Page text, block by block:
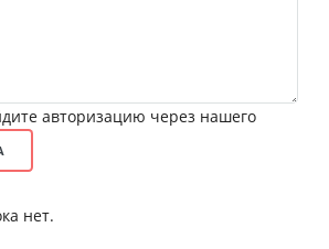
авторизацию через нашего
нет.